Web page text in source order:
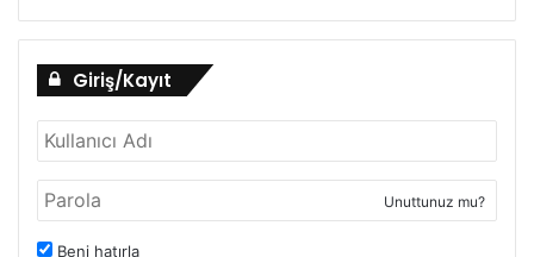
Giriş/Kayıt
Unuttunuz mu?
Beni hatırla